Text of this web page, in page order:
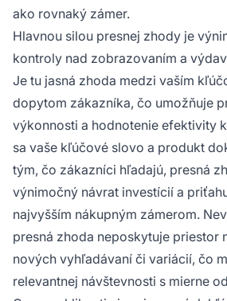
ako rovnaký zámer.
Hlavnou silou presnej zhody je
kontroly nad zobrazovaním a
Je tu jasná zhoda medzi vaším
dopytom zákazníka, čo umožňuje
výkonnosti a hodnotenie efektivity
sa vaše kľúčové slovo a produkt
tým, čo zákazníci hľadajú, presná
výnimočný návrat investícií a
najvyšším nákupným zámerom.
presná zhoda neposkytuje priestor
nových vyhľadávaní či variácií, čo
relevantnej návštevnosti s mierne